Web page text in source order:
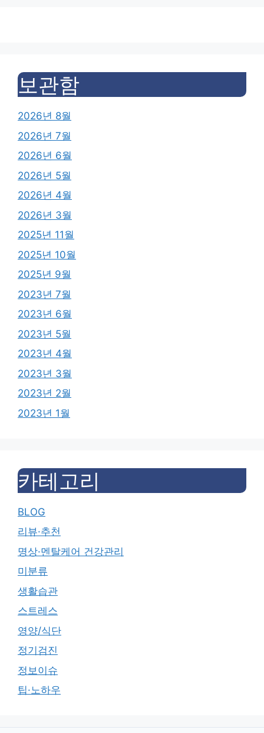
보관함
2026년 8월
2026년 7월
2026년 6월
2026년 5월
2026년 4월
2026년 3월
2025년 11월
2025년 10월
2025년 9월
2023년 7월
2023년 6월
2023년 5월
2023년 4월
2023년 3월
2023년 2월
2023년 1월
카테고리
BLOG
리뷰·추천
명상·멘탈케어 건강관리
미분류
생활습관
스트레스
영양/식단
정기검진
정보이슈
팁·노하우